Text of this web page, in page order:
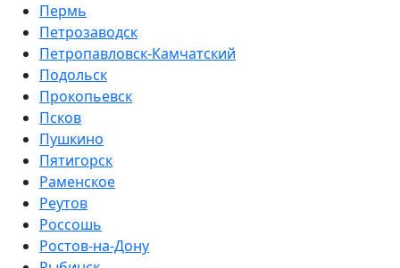
Пермь
Петрозаводск
Петропавловск-Камчатский
Подольск
Прокопьевск
Псков
Пушкино
Пятигорск
Раменское
Реутов
Россошь
Ростов-на-Дону